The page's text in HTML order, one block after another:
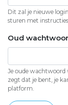
Dit zal je nieuwe
sturen met
Oud
Je oude
zegt dat je bent, je
platform.